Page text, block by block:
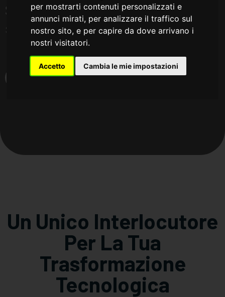
per mostrarti contenuti personalizzati e
annunci mirati, per analizzare il traffico sul
nostro sito, e per capire da dove arrivano i
nostri visitatori.
Accetto Cambia le mie impostazioni
Soluzioni su misura per integrare
sistemi e ottimizzare infrastrutture
SCOPRI DI PIÙ
Un Unico Interlocutore
Per La Tua
Trasformazione
Tecnologica